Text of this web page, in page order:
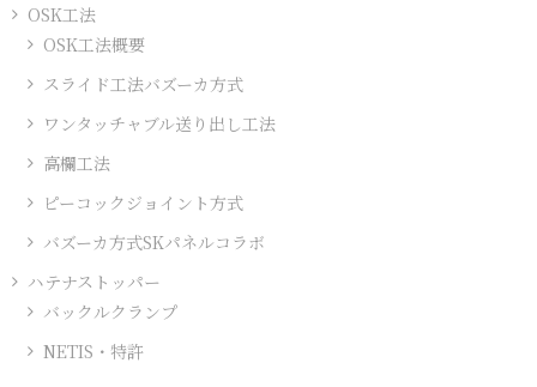
OSK工法
OSK工法概要
スライド工法バズーカ方式
ワンタッチャブル送り出し工法
高欄工法
ピーコックジョイント方式
バズーカ方式SKパネルコラボ
ハテナストッパー
バックルクランプ
NETIS・特許